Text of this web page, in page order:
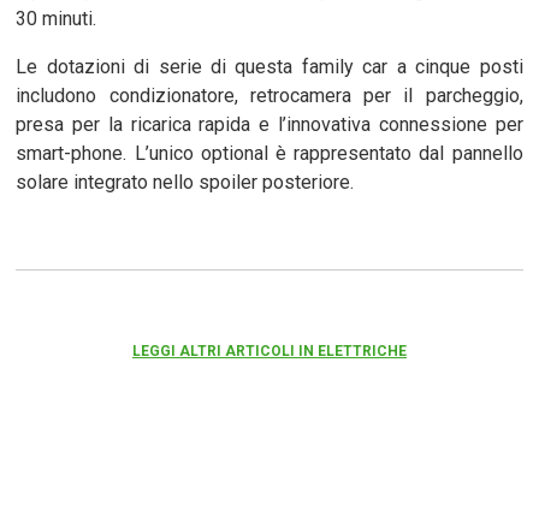
30 minuti.
Le dotazioni di serie di questa family car a cinque posti
includono condizionatore, retrocamera per il parcheggio,
presa per la ricarica rapida e l’innovativa connessione per
smart-phone. L’unico optional è rappresentato dal pannello
solare integrato nello spoiler posteriore.
LEGGI ALTRI ARTICOLI IN ELETTRICHE